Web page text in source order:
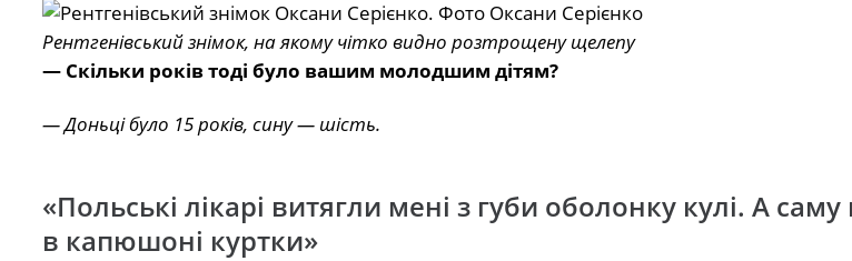
Рентгенівський знімок, на якому чітко видно розтрощену щелепу
— Скільки років тоді було вашим молодшим дітям?
— Доньці було 15 років, сину — шість.
«Польські лікарі витягли мені з губи оболонку кулі. А
в капюшоні куртки»